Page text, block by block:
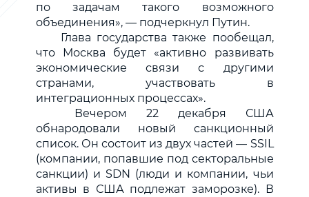
по задачам такого возможного
объединения», — подчеркнул Путин.
Глава государства также пообещал,
что Москва будет «активно развивать
экономические связи с другими
странами, участвовать в
интеграционных процессах».
Вечером 22 декабря США
обнародовали новый санкционный
список. Он состоит из двух частей — SSIL
(компании, попавшие под секторальные
санкции) и SDN (люди и компании, чьи
активы в США подлежат заморозке). В